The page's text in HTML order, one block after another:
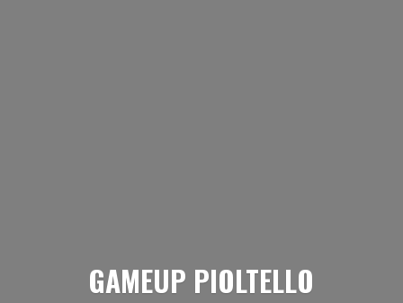
GAMEUP PIOLTELLO